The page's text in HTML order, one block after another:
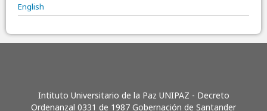
English
Intituto Universitario de la Paz UNIPAZ - Decreto
Ordenanzal 0331 de 1987 Gobernación de Santander